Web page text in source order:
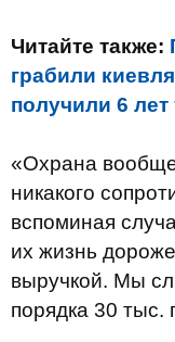
Читайте также:
грабили
получили 6
«Охрана
никакого
вспоминая
их жизнь
выручкой. Мы
порядка 30 тыс.